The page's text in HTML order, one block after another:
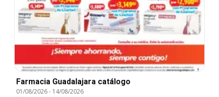
Farmacia Guadalajara catálogo
01/08/2026- 14/08/2026